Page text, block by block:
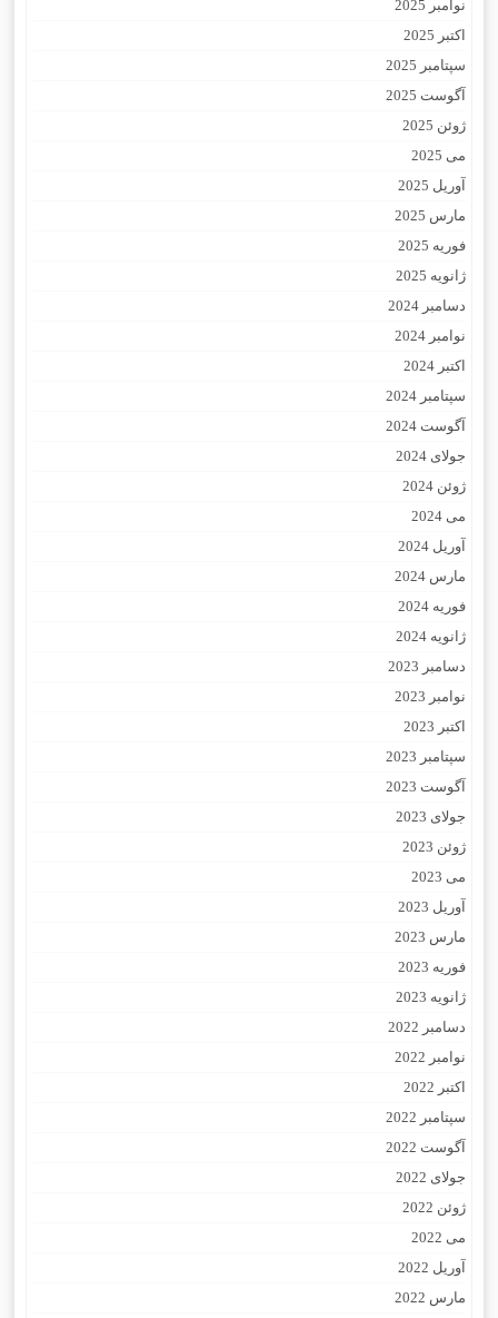
نوامبر 2025
اکتبر 2025
سپتامبر 2025
آگوست 2025
ژوئن 2025
می 2025
آوریل 2025
مارس 2025
فوریه 2025
ژانویه 2025
دسامبر 2024
نوامبر 2024
اکتبر 2024
سپتامبر 2024
آگوست 2024
جولای 2024
ژوئن 2024
می 2024
آوریل 2024
مارس 2024
فوریه 2024
ژانویه 2024
دسامبر 2023
نوامبر 2023
اکتبر 2023
سپتامبر 2023
آگوست 2023
جولای 2023
ژوئن 2023
می 2023
آوریل 2023
مارس 2023
فوریه 2023
ژانویه 2023
دسامبر 2022
نوامبر 2022
اکتبر 2022
سپتامبر 2022
آگوست 2022
جولای 2022
ژوئن 2022
می 2022
آوریل 2022
مارس 2022